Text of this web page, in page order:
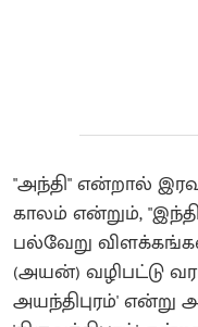
"அந்தி" என்றால்
காலம் என்றும்,
பல்வேறு
(அயன்) வழிபட்டு
அயந்திபுரம்' என்று